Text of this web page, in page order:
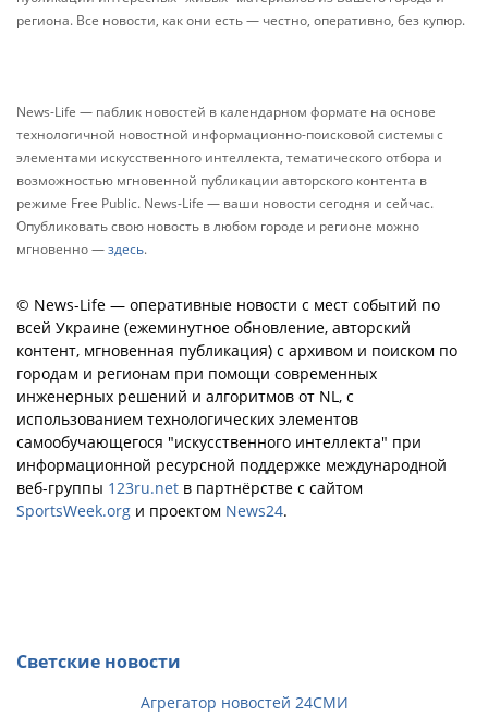
региона. Все новости, как они есть — честно, оперативно, без купюр.
News-Life — паблик новостей в календарном формате на основе
технологичной новостной информационно-поисковой системы с
элементами искусственного интеллекта, тематического отбора и
возможностью мгновенной публикации авторского контента в
режиме Free Public. News-Life — ваши новости сегодня и сейчас.
Опубликовать свою новость в любом городе и регионе можно
мгновенно —здесь.
© News-Life — оперативные новости с мест событий по
всей Украине (ежеминутное обновление, авторский
контент, мгновенная публикация) с архивом и поиском по
городам и регионам при помощи современных
инженерных решений и алгоритмов от NL, с
использованием технологических элементов
самообучающегося "искусственного интеллекта" при
информационной ресурсной поддержке международной
веб-группы 123ru.net в партнёрстве с сайтом
SportsWeek.org и проектом News24.
Светские новости
Агрегатор новостей 24СМИ